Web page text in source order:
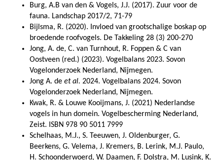
Burg, A.B van den & Vogels, J.J. (2017). Zuur voor de
fauna. Landschap 2017/2, 71-79
Bijlsma, R. (2020). Invloed van grootschalige boskap op
broedende roofvogels. De Takkeling 28 (3) 200-270
Jong, A. de, C. van Turnhout, R. Foppen & C van
Oostveen (red.) (2023). Vogelbalans 2023. Sovon
Vogelonderzoek Nederland, Nijmegen.
Jong A. de et al. 2024. Vogelbalans 2024. Sovon
Vogelonderzoek Nederland, Nijmegen.
Kwak, R. & Louwe Kooijmans, J. (2021) Nederlandse
vogels in hun domein. Vogelbescherming Nederland,
Zeist. ISBN 978 90 5011 7999
Schelhaas, M.J., S. Teeuwen, J. Oldenburger, G.
Beerkens, G. Velema, J. Kremers, B. Lerink, M.J. Paulo,
H. Schoonderwoerd, W. Daamen, F. Dolstra, M. Lusink, K.